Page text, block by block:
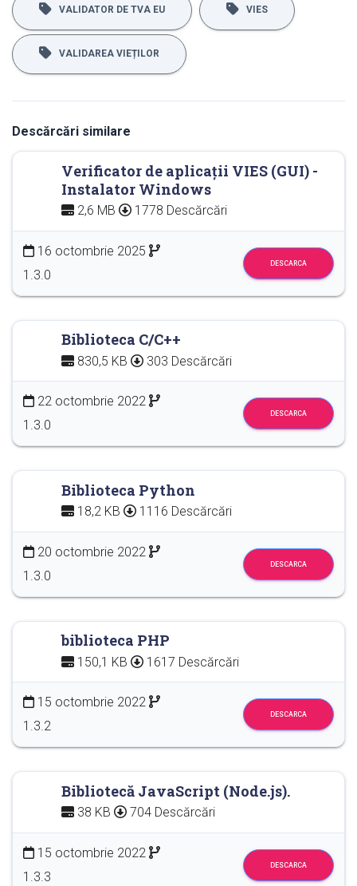
VALIDATOR DE TVA EU VIES
VALIDAREA VIEȚILOR
Descărcări similare
Verificator de aplicații VIES (GUI) -
Instalator Windows
2,6 MB 1778 Descărcări
16 octombrie 2025
1.3.0
DESCARCA
Biblioteca C/C++
830,5 KB 303 Descărcări
22 octombrie 2022
1.3.0
DESCARCA
Biblioteca Python
18,2 KB 1116 Descărcări
20 octombrie 2022
1.3.0
DESCARCA
biblioteca PHP
150,1 KB 1617 Descărcări
15 octombrie 2022
1.3.2
DESCARCA
Bibliotecă JavaScript (Node.js).
38 KB 704 Descărcări
15 octombrie 2022
1.3.3
DESCARCA